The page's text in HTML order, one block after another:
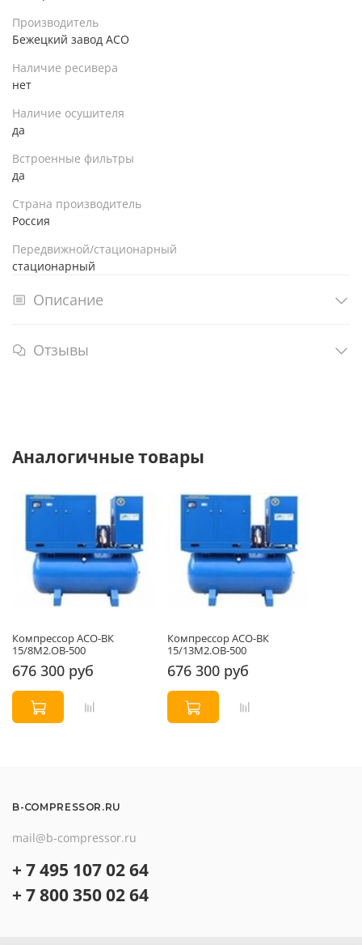
Производитель
Бежецкий завод АСО
Наличие ресивера
нет
Наличие осушителя
да
Встроенные фильтры
да
Страна производитель
Россия
Передвижной/стационарный
стационарный
Описание
Отзывы
Аналогичные товары
Компрессор АСО-ВК
15/8М2.ОВ-500
676 300 руб
Компрессор АСО-ВК
15/13М2.ОВ-500
676 300 руб
B-COMPRESSOR.RU
mail@b-compressor.ru
+ 7 495 107 02 64
+ 7 800 350 02 64